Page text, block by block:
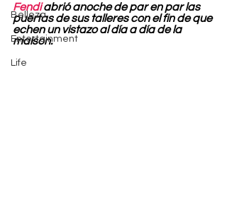
Belleza
Entertainment
Life
Fendi abrió anoche de par en par las
puertas de sus talleres con el fin de que
echen un vistazo al día a día de la
maison.